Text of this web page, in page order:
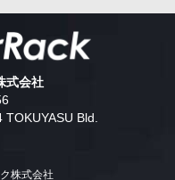
式会社
TOKUYASU Bld.
株式会社